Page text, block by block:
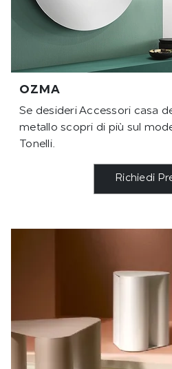
OZMA
Se desideri Accessori casa
metallo scopri di più sul
Tonelli.
Richiedi